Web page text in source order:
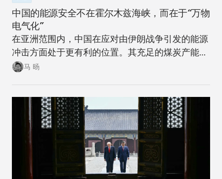
中国的能源安全不在霍尔木兹海峡，而在于“万物
电气化”
在亚洲范围内，中国在应对由伊朗战争引发的能源
冲击方面处于更有利的位置。其充足的煤炭产能可
以在短期内确保稳定。同时，随着该国逐步推进摆
马 旸